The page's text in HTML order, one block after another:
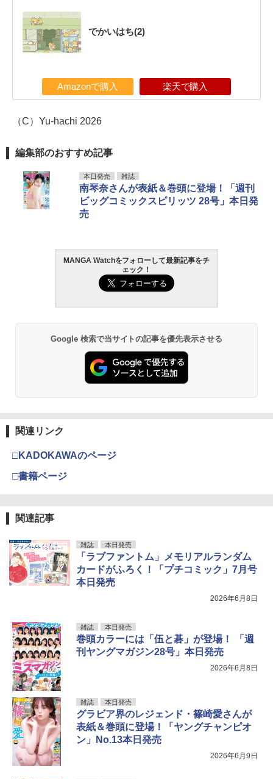
でかいはち(2)
Amazonで購入 楽天で購入
（C）Yu-hachi 2026
編集部のおすすめ記事
本日発売 雑誌
南琴奈さんが表紙＆巻頭に登場！「週刊
ビッグコミックスピリッツ 28号」本日発
売
MANGA Watchをフォローして最新記事をチ
ェック！
Google 検索で当サイトの記事を優先表示させる
関連リンク
□KADOKAWAのページ
□書籍ページ
関連記事
雑誌 本日発売
「ラブファントム」メモリアルランダム
カードがふろく！「プチコミック」7月号
本日発売
2026年6月8日
雑誌 本日発売
巻頭カラーには「伍と碁」が登場！ 「週
刊ヤングマガジン28号」本日発売
2026年6月8日
雑誌 本日発売
グラビア界のレジェンド・篠崎愛さんが
表紙＆巻頭に登場！「ヤングチャンピオ
ン」No.13本日発売
2026年6月9日